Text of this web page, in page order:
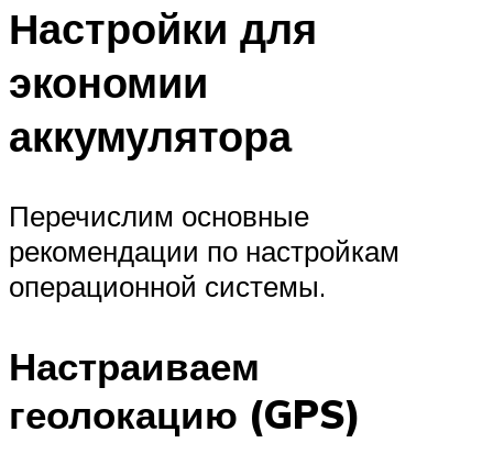
Настройки для
экономии
аккумулятора
Перечислим основные
рекомендации по настройкам
операционной системы.
Настраиваем
геолокацию (GPS)